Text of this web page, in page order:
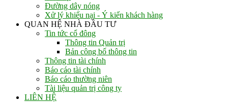
Đường dây nóng
Xử lý khiếu nại - Ý kiến khách hàng
QUAN HỆ NHÀ ĐẦU TƯ
Tin tức cổ đông
Thông tin Quản trị
Bản công bố thông tin
Thông tin tài chính
Báo cáo tài chính
Báo cáo thường niên
Tài liệu quản trị công ty
LIÊN HỆ